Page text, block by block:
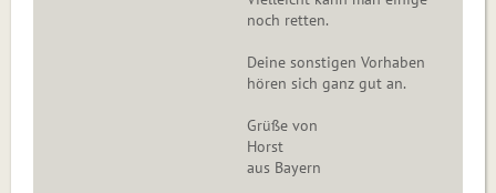
noch retten.
Deine sonstigen Vorhaben
hören sich ganz gut an.
Grüße von
Horst
aus Bayern